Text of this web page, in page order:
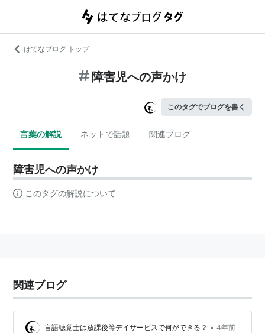
はてなブログ トップ
障害児への声かけ
このタグでブログを書く
言葉の解説 ネットで話題 関連ブログ
障害児への声かけ
このタグの解説について
関連ブログ
言語聴覚士は放課後等デイサービスで何ができる？ • 4年前